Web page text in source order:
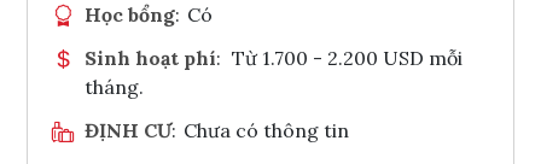
Học bổng: Có
Sinh hoạt phí: Từ 1.700 - 2.200 USD mỗi
tháng.
ĐỊNH CƯ: Chưa có thông tin